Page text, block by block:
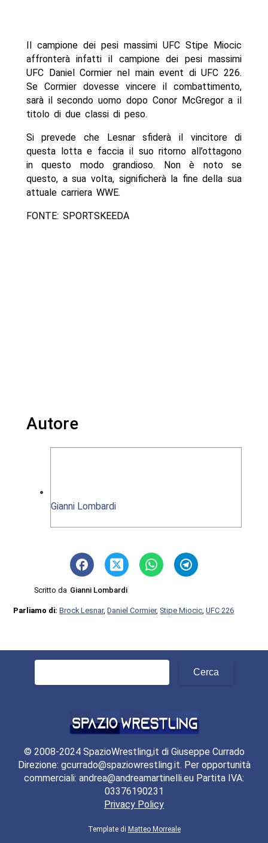
Il campione dei pesi massimi UFC Stipe Miocic
affronterà infatti il campione dei pesi massimi
UFC Daniel Cormier nel main event di UFC 226.
Se Cormier dovesse vincere il combattimento,
sarà il secondo uomo dopo Conor McGregor a il
titolo di due classi di peso.
Si prevede che Lesnar sfiderà il vincitore di
questa lotta e faccia il suo ritorno all’ottagono
in questo modo grandioso. Non è noto se
questo, a sua volta, significherà la fine della sua
attuale carriera WWE.
FONTE: SPORTSKEEDA
Autore
Gianni Lombardi
Scritto da Gianni Lombardi
Parliamo di:Brock Lesnar,Daniel Cormier,Stipe Miocic,UFC 226
Ricerca
© 2008-2024 SpazioWrestling,it di Giuseppe Currado
Direzione: gcurrado@spaziowrestling.it. Per opportunità
commerciali: andrea@andreamartinelli.eu Partita IVA:
03376190231
Privacy Policy
Template di Matteo Morreale